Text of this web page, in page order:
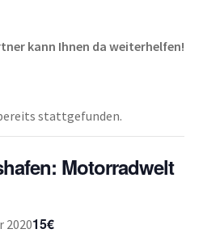
kann Ihnen da weiterhelfen!
stattgefunden.
Motorradwelt
202015€